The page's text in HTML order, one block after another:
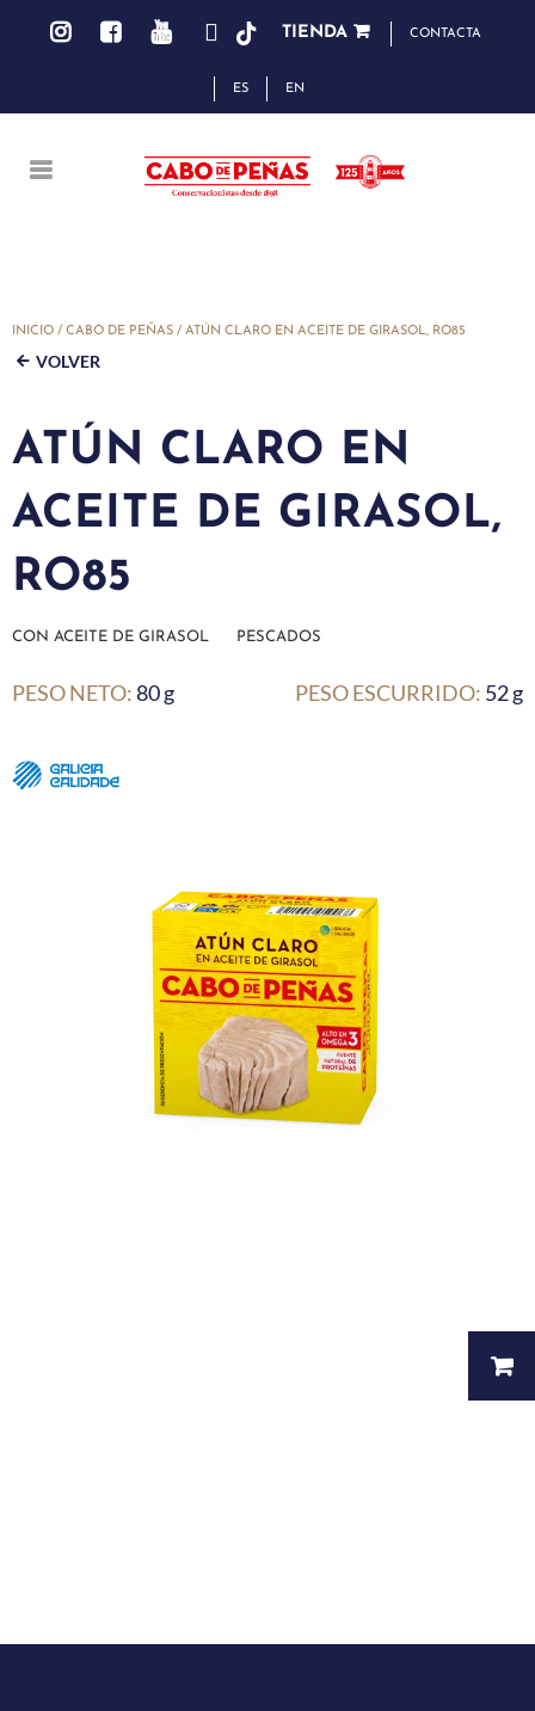
TIENDA CONTACTA
ES EN
INICIO / CABO DE PEÑAS / ATÚN CLARO EN ACEITE DE GIRASOL, RO85
VOLVER
ATÚN CLARO EN
ACEITE DE GIRASOL,
RO85
CON ACEITE DE GIRASOL PESCADOS
PESO NETO:80 g PESO ESCURRIDO: 52 g